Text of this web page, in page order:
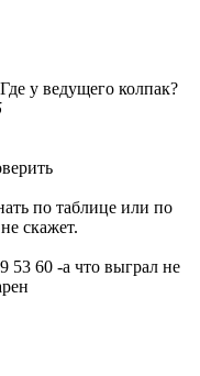
у ведущего колпак?
по таблице или по
скажет.
53 60 -а что выграл не